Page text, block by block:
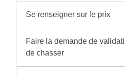
Se renseigner sur le prix
Faire la demande de
de chasser